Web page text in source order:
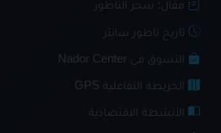
مقال: سحر الناظور
تاريخ ناظور سانتر
التسوق في Nador Center
الخريطة التفاعلية GPS
الأنشطة الاقتصادية